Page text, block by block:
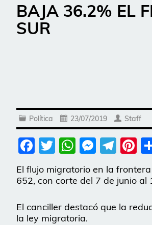
BAJA 36.2% EL
SUR
Política 23/07/2019 Staff
Facebook
Twitter
El flujo migratorio en la
652, con corte del 7 de junio al
El canciller destacó que la
la ley migratoria.